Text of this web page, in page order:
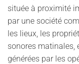
située à proximité
par une société
les lieux, les
sonores matinales,
générées par les